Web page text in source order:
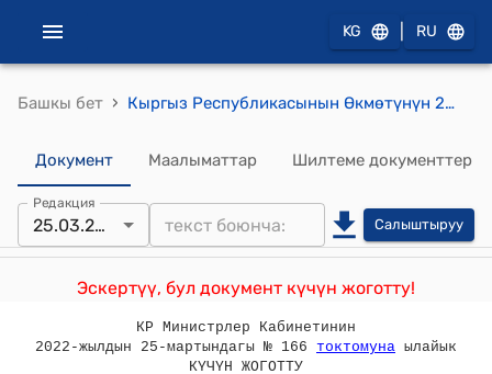
KG RU
Башкы бет › Кыргыз Республикасынын Өкмөтүнүн 2008-жылдын 16-октябрындагы №578 "Билим берүү жөнүндө" Кыргыз Республикасынын Мыйзамына өзгөртүүлөрдү киргизүү тууралуу" Кыргыз Республикасынын Мыйзам долбоорун кайра сурап алуу жөнүндө"токтому
Документ Маалыматтар Шилтеме документтер
Редакция
25.03.2022 Салыштыруу
Эскертүү, бул документ күчүн жоготту!